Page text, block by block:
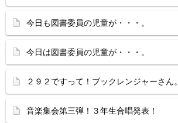
今日も図書委員の児童が・・・。
今日は図書委員の児童が・・・。
２９２ですって！ブックレンジャーさん。
音楽集会第三弾！３年生合唱発表！